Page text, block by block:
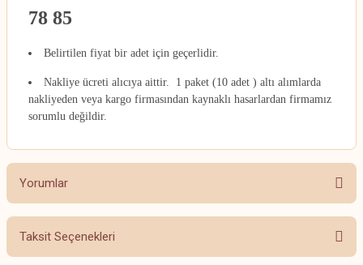
78 85
Belirtilen fiyat bir adet için geçerlidir.
Nakliye ücreti alıcıya aittir. 1 paket (10 adet ) altı alımlarda
nakliyeden veya kargo firmasından kaynaklı hasarlardan firmamız
sorumlu değildir.
Yorumlar
Bu ürüne ilk yorumu siz yapın!
Taksit Seçenekleri